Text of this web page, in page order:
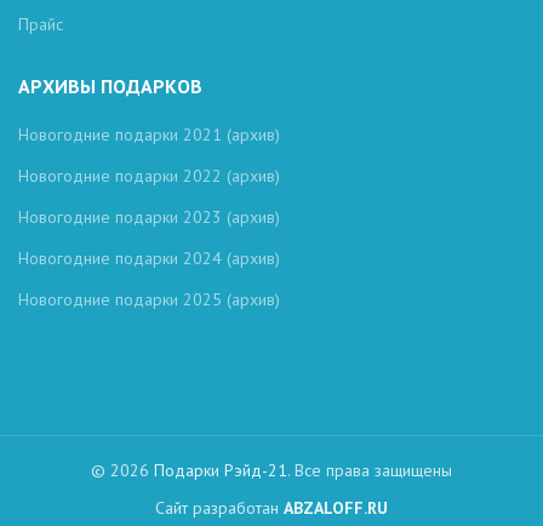
Прайс
АРХИВЫ ПОДАРКОВ
Новогодние подарки 2021 (архив)
Новогодние подарки 2022 (архив)
Новогодние подарки 2023 (архив)
Новогодние подарки 2024 (архив)
Новогодние подарки 2025 (архив)
© 2026 Подарки Рэйд-21. Все права защищены
Сайт разработан ABZALOFF.RU